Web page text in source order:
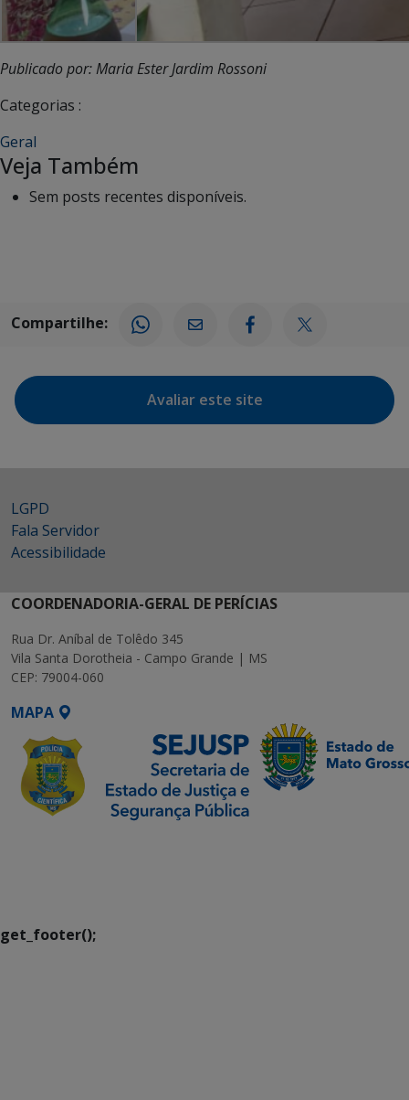
Publicado por: Maria Ester Jardim Rossoni
Categorias :
Geral
Veja Também
Sem posts recentes disponíveis.
Compartilhe:
Avaliar este site
LGPD
Fala Servidor
Acessibilidade
COORDENADORIA-GERAL DE PERÍCIAS
Rua Dr. Aníbal de Tolêdo 345
Vila Santa Dorotheia - Campo Grande | MS
CEP: 79004-060
MAPA
get_footer();